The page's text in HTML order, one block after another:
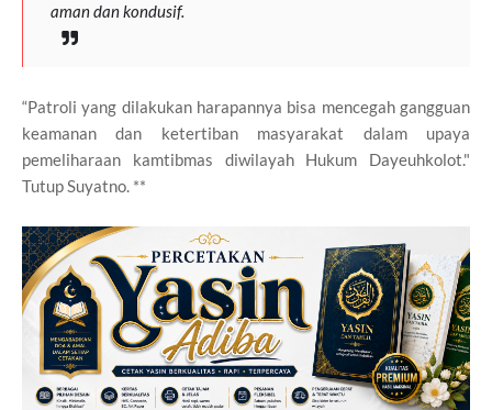
aman dan kondusif.
“Patroli yang dilakukan harapannya bisa mencegah gangguan
keamanan dan ketertiban masyarakat dalam upaya
pemeliharaan kamtibmas diwilayah Hukum Dayeuhkolot."
Tutup Suyatno. **